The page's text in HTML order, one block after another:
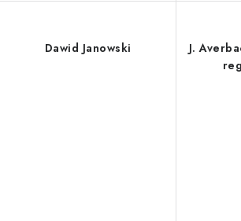
Dawid Janowski
J.